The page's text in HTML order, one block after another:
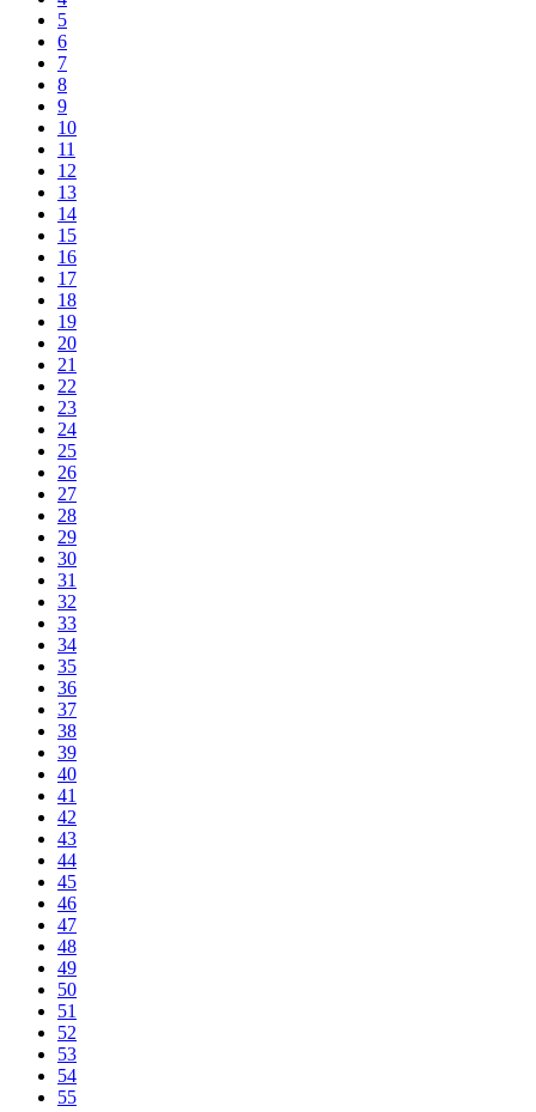
5
6
7
8
9
10
11
12
13
14
15
16
17
18
19
20
21
22
23
24
25
26
27
28
29
30
31
32
33
34
35
36
37
38
39
40
41
42
43
44
45
46
47
48
49
50
51
52
53
54
55